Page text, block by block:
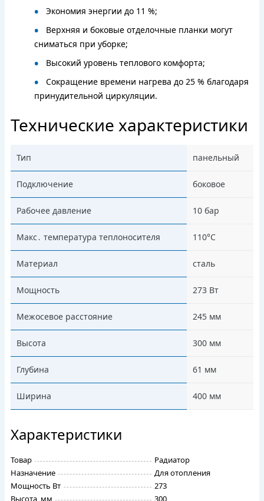
Экономия энергии до 11 %;
Верхняя и боковые отделочные планки могут
сниматься при уборке;
Высокий уровень теплового комфорта;
Сокращение времени нагрева до 25 % благодаря
принудительной циркуляции.
Технические характеристики
Тип панельный
Подключение боковое
Рабочее давление 10 бар
Макс․ температура теплоносителя 110°С
Материал сталь
Мощность 273 Вт
Межосевое расстояние 245 мм
Высота 300 мм
Глубина 61 мм
Ширина 400 мм
Характеристики
Товар
Радиатор
Назначение
Для отопления
Мощность Вт
273
Высота, мм
300